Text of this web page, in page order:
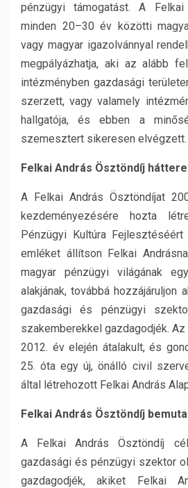
pénzügyi támogatást. A
minden 20–30 év közötti
vagy magyar igazolvánnyal
megpályázhatja, aki az alább
intézményben gazdasági
szerzett, vagy valamely
hallgatója, és ebben a
szemesztert sikeresen elvégzett.
Felkai András Ösztöndíj háttere
A Felkai András Ösztöndíjat
kezdeményezésére hozta
Pénzügyi Kultúra
emléket állítson Felkai
magyar pénzügyi világának
alakjának, továbbá hozzájáruljon
gazdasági és pénzügyi
szakemberekkel gazdagodjék.
2012. év elején átalakult, és
25. óta egy új, önálló civil
által létrehozott Felkai András
Felkai András Ösztöndíj
A Felkai András Ösztöndíj
gazdasági és pénzügyi szektor
gazdagodjék, akiket Felkai